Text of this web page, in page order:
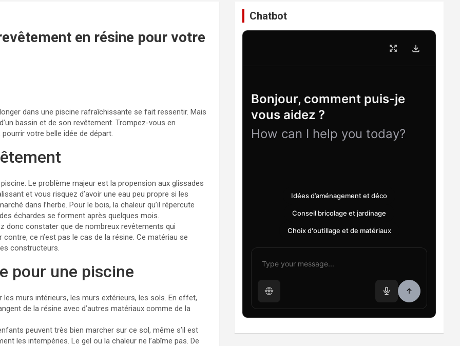
en résine pour votre
dans une piscine rafraîchissante se fait ressentir. Mais
bassin et de son revêtement. Trompez-vous en
votre belle idée de départ.
Le problème majeur est la propension aux glissades
et vous risquez d’avoir une eau peu propre si les
dans l’herbe. Pour le bois, la chaleur qu’il répercute
échardes se forment après quelques mois.
donc constater que de nombreux revêtements qui
ce n’est pas le cas de la résine. Ce matériau se
constructeurs.
pour une piscine
les murs intérieurs, les murs extérieurs, les sols. En effet,
de la résine avec d’autres matériaux comme de la
peuvent très bien marcher sur ce sol, même s’il est
les intempéries. Le gel ou la chaleur ne l’abîme pas. De
Chatbot
Bonjour, comment puis-je
vous aidez ?
How can I help you today?
Idées d’aménagement et déco
Conseil bricolage et jardinage
Choix d'outillage et de matériaux